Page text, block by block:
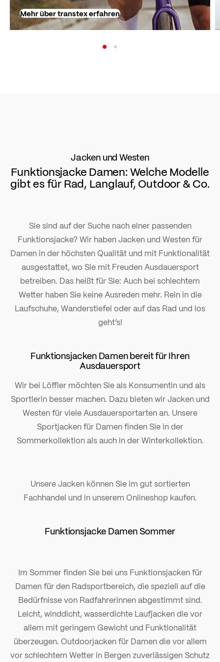
Mehr über transtex erfahren
Jacken und Westen
Funktionsjacke Damen: Welche Modelle
gibt es für Rad, Langlauf, Outdoor & Co.
Sie sind auf der Suche nach einer passenden
Funktionsjacke? Wir haben Jacken und Westen für
Damen in der höchsten Qualität und mit Funktionalität
ausgestattet, wo Sie mit Freuden Ausdauersport
betreiben. Das heißt für Sie: Auch bei schlechtem
Wetter haben Sie keine Ausreden mehr. Rein in die
Laufschuhe, Wanderstiefel oder auf das Rad und los
geht’s!
Funktionsjacken Damen bereit für Ihren
Ausdauersport
Wir bei Löffler möchten Sie als Konsumentin und als
Sportlerin besser machen. Dazu bieten wir Jacken und
Westen für viele Ausdauersportarten an. Unsere
Sportjacken für Damen finden Sie in der
Sommerkollektion als auch in der Winterkollektion.
Unsere Jacken können Sie im gut sortierten
Fachhandel und in unserem Onlineshop kaufen.
Funktionsjacke Damen Sommer
Im Sommer finden Sie bei uns Funktionsjacken für
Damen für den Radsportbereich, die speziell auf die
Bedürfnisse von Radfahrerinnen abgestimmt sind.
Leicht, winddicht, wasserdichte Laufjacken die vor
allem mit geringem Gewicht und Funktionalität
überzeugen. Outdoorjacken für Damen die vor allem
vor schlechtem Wetter in Bergen zuverlässigen Schutz